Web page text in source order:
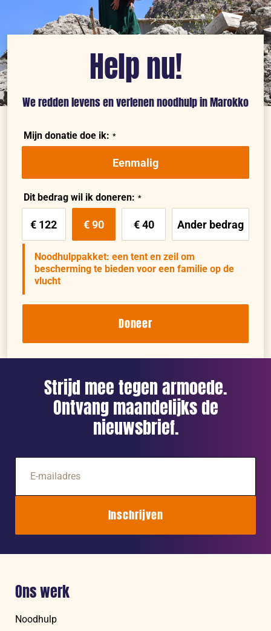
Help nu!
We redden levens en verlenen noodhulp in Marokko
Mijn donatie doe ik:
Eenmalig
Dit bedrag wil ik doneren:
€ 122 € 90 € 40 Ander bedrag
Noodhulppakket: een tent en zeil om
bescherming te bieden voor een familie op de
vlucht
Doneer
Strijd mee tegen armoede.
Ontvang maandelijks de
nieuwsbrief.
mailadres
Inschrijven
Ons werk
Noodhulp